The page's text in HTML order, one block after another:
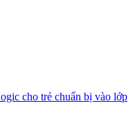
cho trẻ chuẩn bị vào lớp